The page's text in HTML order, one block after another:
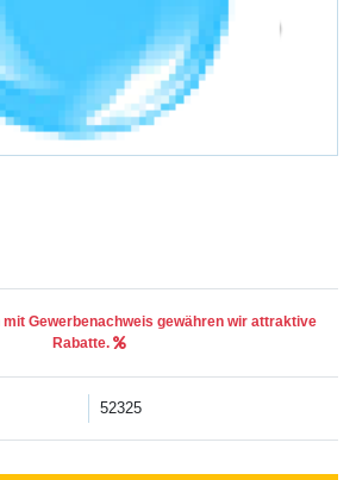
Gewerbenachweis gewähren wir attraktive
Rabatte.
52325